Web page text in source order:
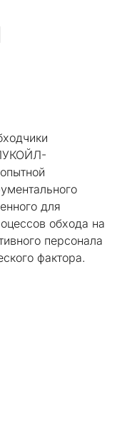
для
обхода на
персонала
фактора.